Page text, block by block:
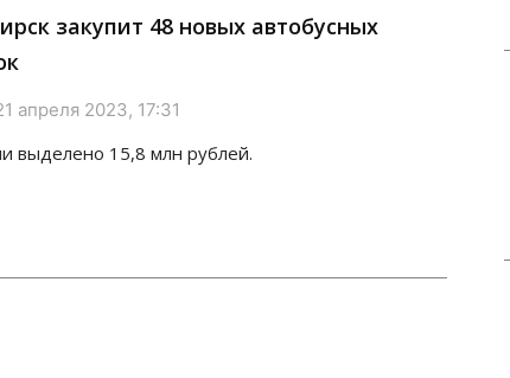
закупит 48 новых автобусных
апреля 2023, 17:31
выделено 15,8 млн рублей.